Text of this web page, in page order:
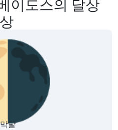
이도스의 달상
막달